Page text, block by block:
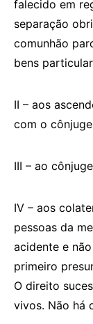
falecido em
separação
comunhão
bens
II – aos
com o
III – ao
IV – aos
pessoas da
acidente e
primeiro
O direito
vivos. Não há